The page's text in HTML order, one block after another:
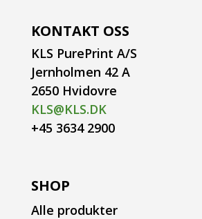
KONTAKT OSS
KLS PurePrint A/S
Jernholmen 42 A
2650 Hvidovre
KLS@KLS.DK
+45 3634 2900
SHOP
Alle produkter